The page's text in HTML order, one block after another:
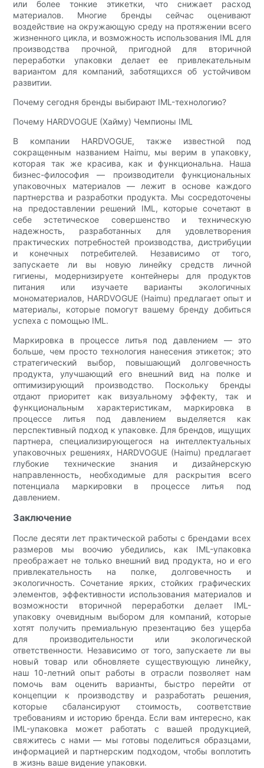
или более тонкие этикетки, что снижает расход
материалов. Многие бренды сейчас оценивают
воздействие на окружающую среду на протяжении всего
жизненного цикла, и возможность использования IML для
производства прочной, пригодной для вторичной
переработки упаковки делает ее привлекательным
вариантом для компаний, заботящихся об устойчивом
развитии.
Почему сегодня бренды выбирают IML-технологию?
Почему HARDVOGUE (Хайму) Чемпионы IML
В компании HARDVOGUE, также известной под
сокращенным названием Haimu, мы верим в упаковку,
которая так же красива, как и функциональна. Наша
бизнес-философия — производители функциональных
упаковочных материалов — лежит в основе каждого
партнерства и разработки продукта. Мы сосредоточены
на предоставлении решений IML, которые сочетают в
себе эстетическое совершенство и техническую
надежность, разработанных для удовлетворения
практических потребностей производства, дистрибуции
и конечных потребителей. Независимо от того,
запускаете ли вы новую линейку средств личной
гигиены, модернизируете контейнеры для продуктов
питания или изучаете варианты экологичных
мономатериалов, HARDVOGUE (Haimu) предлагает опыт и
материалы, которые помогут вашему бренду добиться
успеха с помощью IML.
Маркировка в процессе литья под давлением — это
больше, чем просто технология нанесения этикеток; это
стратегический выбор, повышающий долговечность
продукта, улучшающий его внешний вид на полке и
оптимизирующий производство. Поскольку бренды
отдают приоритет как визуальному эффекту, так и
функциональным характеристикам, маркировка в
процессе литья под давлением выделяется как
перспективный подход к упаковке. Для брендов, ищущих
партнера, специализирующегося на интеллектуальных
упаковочных решениях, HARDVOGUE (Haimu) предлагает
глубокие технические знания и дизайнерскую
направленность, необходимые для раскрытия всего
потенциала маркировки в процессе литья под
давлением.
Заключение
После десяти лет практической работы с брендами всех
размеров мы воочию убедились, как IML-упаковка
преображает не только внешний вид продукта, но и его
привлекательность на полке, долговечность и
экологичность. Сочетание ярких, стойких графических
элементов, эффективности использования материалов и
возможности вторичной переработки делает IML-
упаковку очевидным выбором для компаний, которые
хотят получить премиальную презентацию без ущерба
для производительности или экологической
ответственности. Независимо от того, запускаете ли вы
новый товар или обновляете существующую линейку,
наш 10-летний опыт работы в отрасли позволяет нам
помочь вам оценить варианты, быстро перейти от
концепции к производству и разработать решения,
которые сбалансируют стоимость, соответствие
требованиям и историю бренда. Если вам интересно, как
IML-упаковка может работать с вашей продукцией,
свяжитесь с нами — мы готовы поделиться образцами,
информацией и партнерским подходом, чтобы воплотить
в жизнь ваше видение упаковки.